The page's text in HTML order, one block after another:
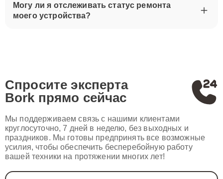
Могу ли я отслеживать статус ремонта
моего устройства?
Спросите эксперта
Bork прямо сейчас
Мы поддерживаем связь с нашими клиентами
круглосуточно, 7 дней в неделю, без выходных и
праздников. Мы готовы предпринять все возможные
усилия, чтобы обеспечить бесперебойную работу
вашей техники на протяжении многих лет!